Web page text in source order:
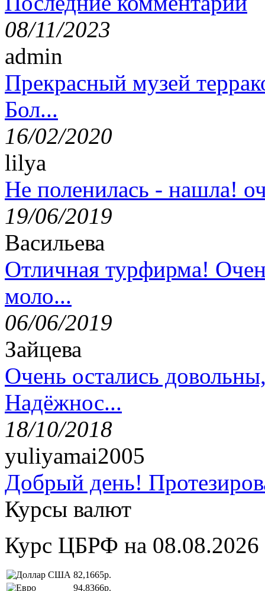
08/11/2023
admin
Прекрасный музей
Бол...
16/02/2020
lilya
Не поленилась - нашла!
19/06/2019
Васильева
Отличная турфирма!
моло...
06/06/2019
Зайцева
Очень остались
Надёжнос...
18/10/2018
yuliyamai2005
Добрый день!
Курсы валют
Курс ЦБРФ на 08.08.2026
82,1665р.
94,8366р.